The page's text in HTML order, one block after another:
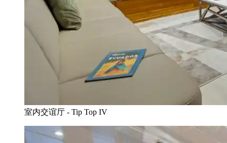
室内交谊厅 - Tip Top IV